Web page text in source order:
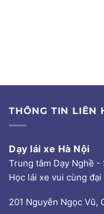
THÔNG TIN LIÊN
Dạy lái xe Hà Nội
Trung tâm Dạy Nghề
Học lái xe vui cùng
201 Nguyễn Ngọc Vũ,